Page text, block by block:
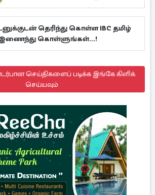
தெரிந்து கொள்ள IBC தமிழ்
கொள்ளுங்கள்...!
செய்திகளைப் படிக்க இங்கே கிளிக்
செய்யவும்